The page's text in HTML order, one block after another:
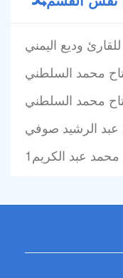
وديع اليمني
محمد السلطني
محمد السلطني
الرشيد صوفي
عبد الكريم